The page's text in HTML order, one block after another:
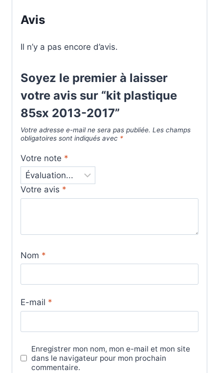
Avis
Il n’y a pas encore d’avis.
Soyez le premier à laisser
votre avis sur “kit plastique
85sx 2013-2017”
Votre adresse e-mail ne sera pas publiée. Les champs
obligatoires sont indiqués avec *
Votre note *
Votre avis *
Nom *
E-mail *
Enregistrer mon nom, mon e-mail et mon site
dans le navigateur pour mon prochain
commentaire.